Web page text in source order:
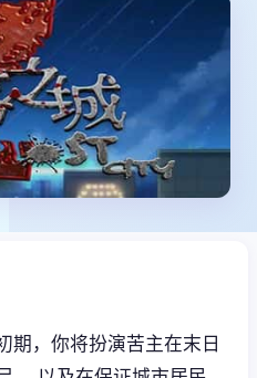
期，你将扮演苦主在末日